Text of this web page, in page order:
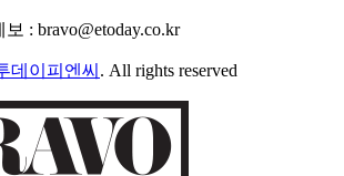
: bravo@etoday.co.kr
데이피엔씨 . All rights reserved